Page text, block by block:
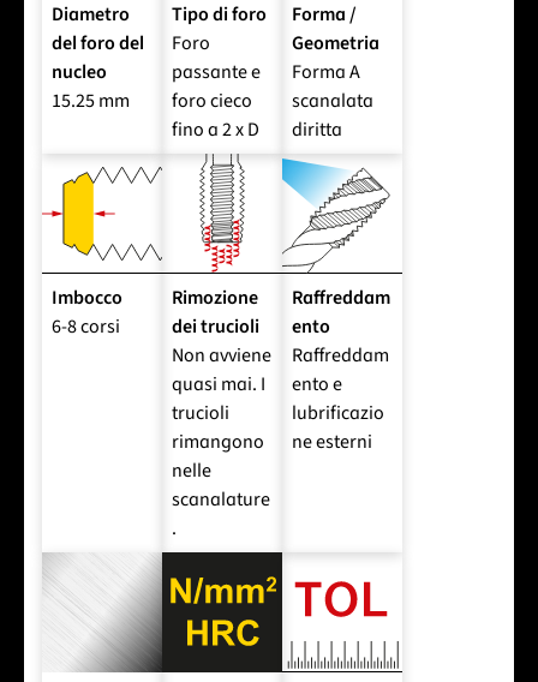
Diametro
del foro del
nucleo
15.25 mm
Tipo di foro
Foro
passante e
foro cieco
fino a 2 x D
Forma /
Geometria
Forma A
scanalata
diritta
Imbocco
6-8 corsi
Rimozione
dei trucioli
Non avviene
quasi mai. I
trucioli
rimangono
nelle
scanalature
.
Raffreddam
ento
Raffreddam
ento e
lubrificazio
ne esterni